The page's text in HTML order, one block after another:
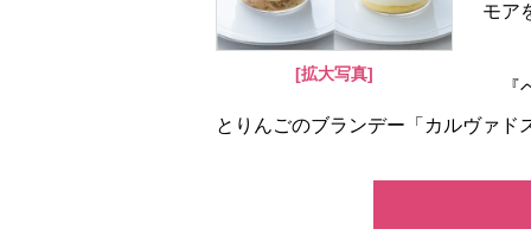
[拡大写真]
モア
『
とりんごのブランデー「カルヴァド